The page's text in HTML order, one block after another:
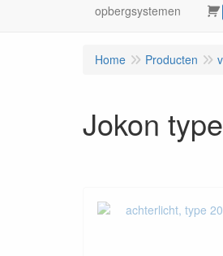
opbergsystemen
Home Producten
Jokon